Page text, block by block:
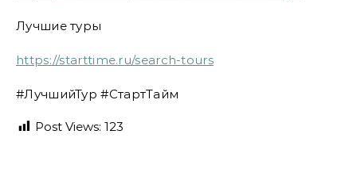
Лучшие туры
https://starttime.ru/search-tours
#ЛучшийТур #СтартТайм
Post Views: 123